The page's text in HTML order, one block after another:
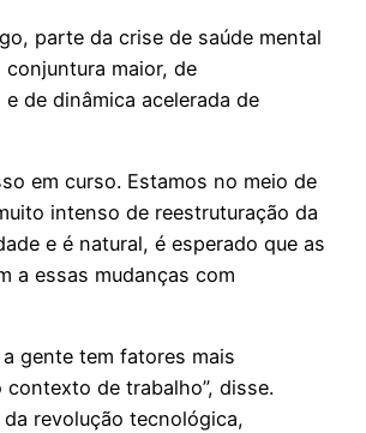
parte da crise de saúde mental
conjuntura maior, de
de dinâmica acelerada de
em curso. Estamos no meio de
intenso de reestruturação da
e é natural, é esperado que as
a essas mudanças com
a gente tem fatores mais
de trabalho”, disse.
da revolução tecnológica,